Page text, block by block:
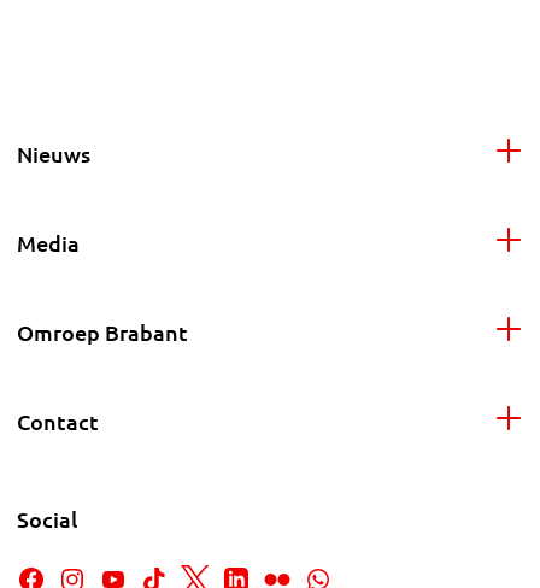
Nieuws
Media
Omroep Brabant
Contact
Social